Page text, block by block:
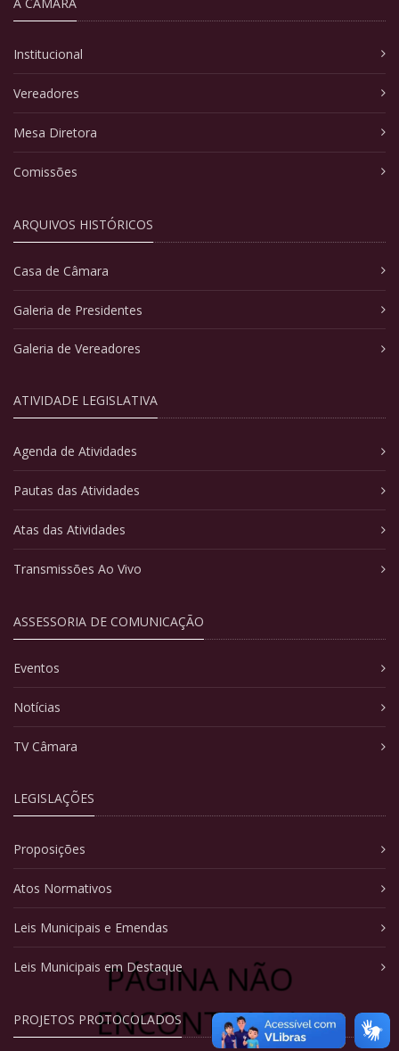
PÁGINA NÃO
ENCONTRADA
Institucional
Vereadores
Mesa Diretora
Comissões
ARQUIVOS HISTÓRICOS
Casa de Câmara
Galeria de Presidentes
Galeria de Vereadores
ATIVIDADE LEGISLATIVA
Agenda de Atividades
Pautas das Atividades
Atas das Atividades
Transmissões Ao Vivo
ASSESSORIA DE COMUNICAÇÃO
Eventos
Notícias
TV Câmara
LEGISLAÇÕES
Proposições
Atos Normativos
Leis Municipais e Emendas
Leis Municipais em Destaque
PROJETOS PROTOCOLADOS